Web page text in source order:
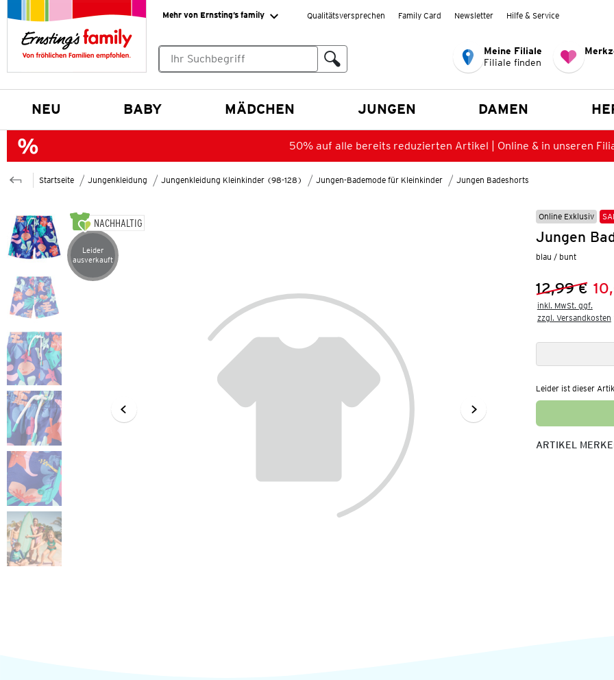
Mehr von Ernsting’s family Qualitätsversprechen Family Card Newsletter Hilfe & Service
Meine Filiale
Filiale finden
NEU BABY MÄDCHEN JUNGEN DAMEN
50% auf alle bereits reduzierten Artikel | Online & in unseren
Startseite Jungenkleidung Jungenkleidung Kleinkinder (98-128) Jungen-Bademode für Kleinkinder Jungen Badeshorts
NACHHALTIG
Artikel leider ausverkauft
Leider
ausverkauft
Online Exklusiv
Jungen
blau / bunt
Vorheriger
12,99 €
Neuer
inkl. MwSt. ggf.
zzgl. Versandkosten
Leider ist dieser
ARTIKEL